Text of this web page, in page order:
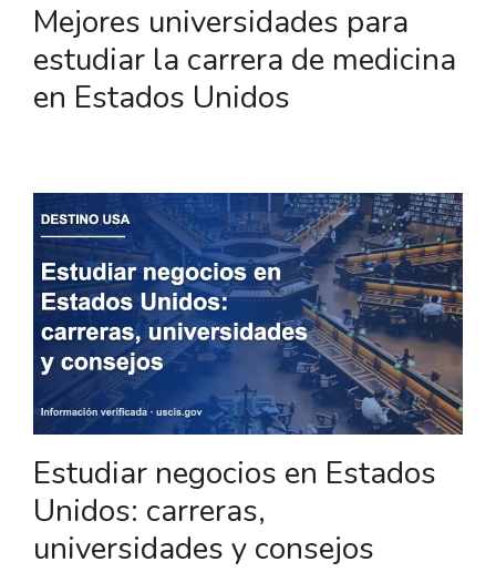
Mejores universidades para
estudiar la carrera de medicina
en Estados Unidos
Estudiar negocios en Estados
Unidos: carreras,
universidades y consejos